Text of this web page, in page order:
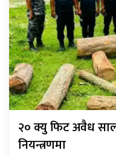
२० क्यु फिट अवैध
नियन्त्रणमा